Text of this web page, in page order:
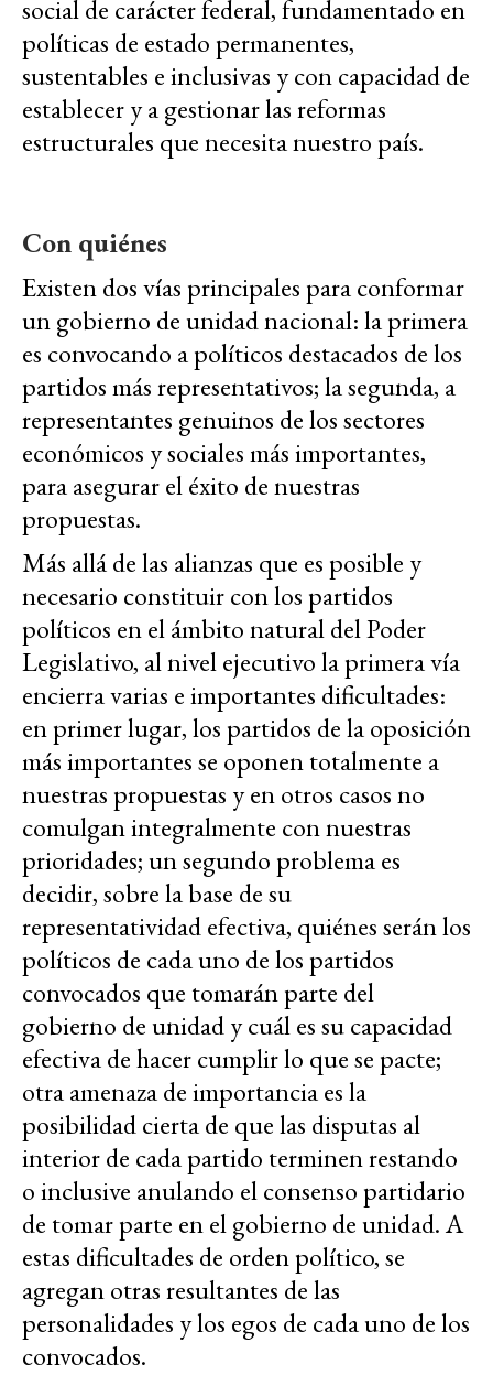
social de carácter federal, fundamentado en
políticas de estado permanentes,
sustentables e inclusivas y con capacidad de
establecer y a gestionar las reformas
estructurales que necesita nuestro país.
Con quiénes
Existen dos vías principales para conformar
un gobierno de unidad nacional: la primera
es convocando a políticos destacados de los
partidos más representativos; la segunda, a
representantes genuinos de los sectores
económicos y sociales más importantes,
para asegurar el éxito de nuestras
propuestas.
Más allá de las alianzas que es posible y
necesario constituir con los partidos
políticos en el ámbito natural del Poder
Legislativo, al nivel ejecutivo la primera vía
encierra varias e importantes dificultades:
en primer lugar, los partidos de la oposición
más importantes se oponen totalmente a
nuestras propuestas y en otros casos no
comulgan integralmente con nuestras
prioridades; un segundo problema es
decidir, sobre la base de su
representatividad efectiva, quiénes serán los
políticos de cada uno de los partidos
convocados que tomarán parte del
gobierno de unidad y cuál es su capacidad
efectiva de hacer cumplir lo que se pacte;
otra amenaza de importancia es la
posibilidad cierta de que las disputas al
interior de cada partido terminen restando
o inclusive anulando el consenso partidario
de tomar parte en el gobierno de unidad. A
estas dificultades de orden político, se
agregan otras resultantes de las
personalidades y los egos de cada uno de los
convocados.